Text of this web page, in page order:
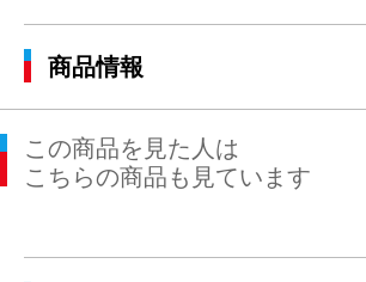
商品情報
この商品を見た人は
こちらの商品も見ています